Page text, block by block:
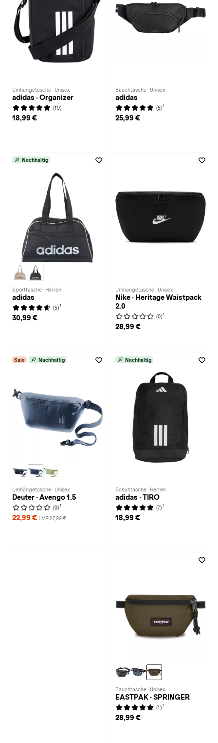
Umhängetasche · Unisex
adidas · Organizer
(19) 1
18,99 €
Bauchtasche · Unisex
adidas
(5) 1
25,99 €
Nachhaltig
Sporttasche · Herren
adidas
(5) 1
30,99 €
Umhängetasche · Unisex
Nike · Heritage Waistpack
2.0
(0) 1
28,99 €
Sale Nachhaltig
Umhängetasche · Unisex
Deuter · Avengo 1.5
(0) 1
22,99 € UVP 27,99 €
Nachhaltig
Schuhtasche · Herren
adidas · TIRO
(7) 1
18,99 €
Bauchtasche · Unisex
EASTPAK · SPRINGER
(1) 1
28,99 €